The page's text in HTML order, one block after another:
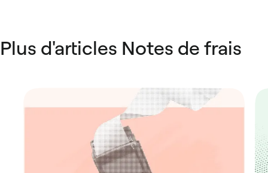
Plus d'articles Notes de frais